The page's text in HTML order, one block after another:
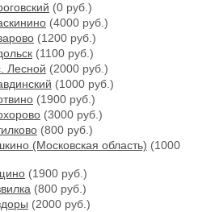
(0 руб.)
(4000 руб.)
(1200 руб.)
(1100 руб.)
Лесной (2000 руб.)
(1000 руб.)
(1900 руб.)
(3000 руб.)
(800 руб.)
(Московская область) (1000
(1900 руб.)
(800 руб.)
(2000 руб.)